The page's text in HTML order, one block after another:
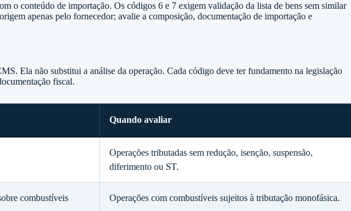
o conteúdo de importação. Os códigos 6 e 7 exigem validação da lista de bens sem similar
apenas pelo fornecedor; avalie a composição, documentação de importação e
Ela não substitui a análise da operação. Cada código deve ter fundamento na legislação
fiscal.
Quando avaliar
Operações tributadas sem redução, isenção, suspensão,
diferimento ou ST.
combustíveis Operações com combustíveis sujeitos à tributação monofásica.